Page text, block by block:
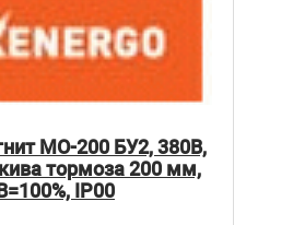
МО-200 БУ2, 380В,
тормоза 200 мм,
IP00